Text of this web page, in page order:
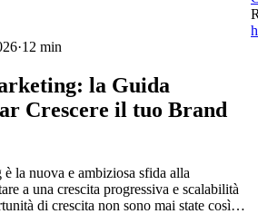
·12 min
la Guida
Crescere il tuo Brand
la nuova e ambiziosa sfida alla
a una crescita progressiva e scalabilità
di crescita non sono mai state così…